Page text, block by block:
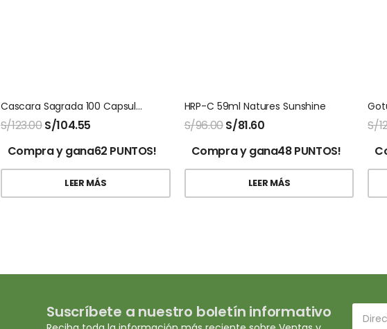
Cascara Sagrada 100 Capsulas Natures Sunshine
S/123.00S/104.55
Compra y gana62 PUNTOS!
LEER MÁS
HRP-C 59ml Natures Sunshine
S/96.00S/81.60
Compra y gana48 PUNTOS!
LEER MÁS
S/
Suscríbete a nuestro boletín informativo